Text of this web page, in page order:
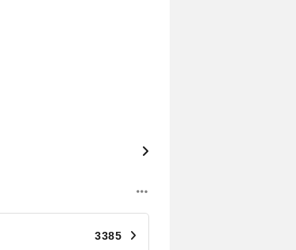
3385